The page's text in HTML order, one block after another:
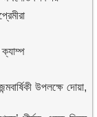
ক্যাম্প
উপলক্ষে দোয়া,